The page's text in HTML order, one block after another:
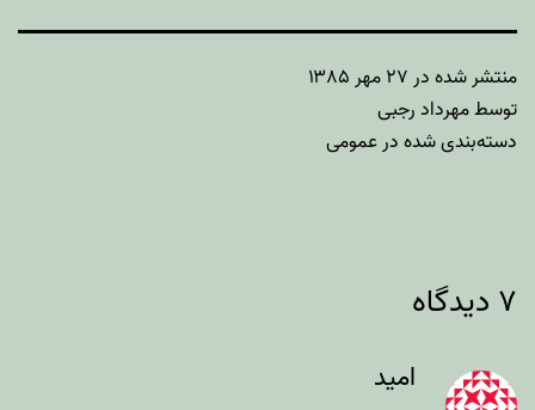
منتشر شده در ۲۷ مهر ۱۳۸۵
توسطمهرداد رجبی
دسته‌بندی شده درعمومی
۷ دیدگاه
امید